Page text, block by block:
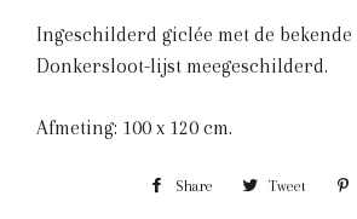
Ingeschilderd giclée met de
Donkersloot-lijst meegeschilderd.
Afmeting: 100 x 120 cm.
Share Share Tweet Tweet